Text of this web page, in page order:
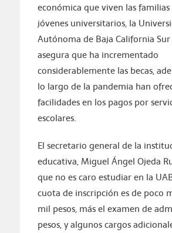
económica que viven las
jóvenes universitarios, la
Autónoma de Baja California Sur
asegura que ha incrementado
considerablemente las becas,
lo largo de la pandemia han
facilidades en los pagos por
escolares.
El secretario general de la
educativa, Miguel Ángel Ojeda
que no es caro estudiar en la
cuota de inscripción es de poco
mil pesos, más el examen de
pesos, y algunos cargos